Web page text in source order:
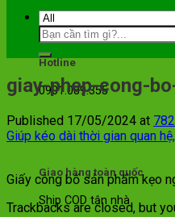
Hotline
0901.089.355
Giao hàng toàn quốc
Ship COD tận nhà
giay-phep-cong-
Published 17/05/2024 at
Giúp kéo dài thời gian quan
Giấy công bố sản phẩm kẹo
Trackbacks are closed, but